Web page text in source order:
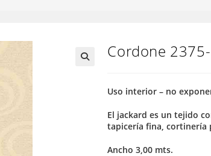
Cordone
Uso interior – no
El jackard es un tejido
tapicería fina, cortinería
Ancho 3,00 mts.